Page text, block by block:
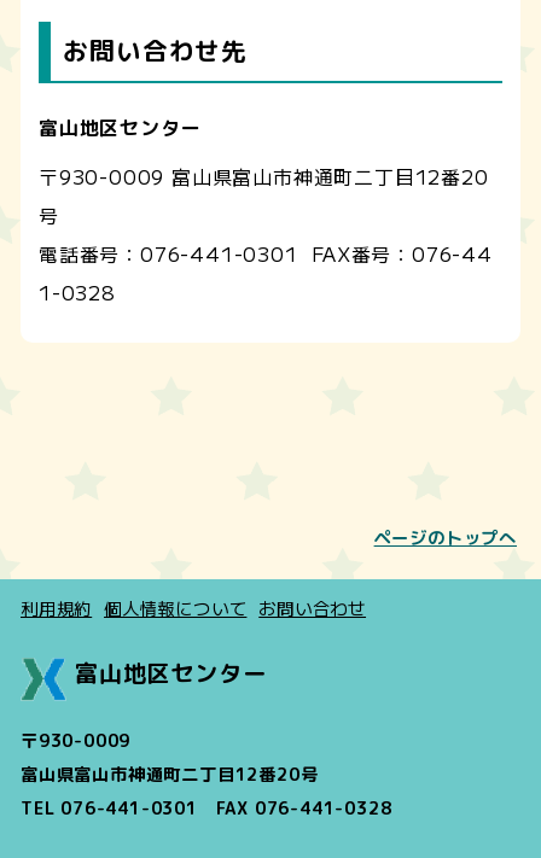
お問い合わせ先
富山地区センター
〒930-0009 富山県富山市神通町二丁目12番20
号
電話番号： 076-441-0301 FAX番号：076-44
1-0328
ページのトップへ
利用規約 個人情報について お問い合わせ
富山地区センター
〒930-0009
富山県富山市神通町二丁目12番20号
TEL 076-441-0301 FAX 076-441-0328